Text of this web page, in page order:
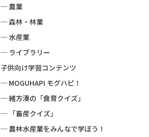
─ 農業
─ 森林・林業
─ 水産業
─ ライブラリー
子供向け学習コンテンツ
─ MOGUHAPI モグハピ！
─ 緒方湊の「食育クイズ」
─ 「畜産クイズ」
─ 農林水産業をみんなで学ぼう！